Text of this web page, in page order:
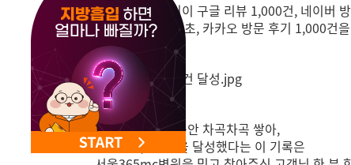
서울365mc병원이 구글 리뷰 1,000건, 네이버
지방흡입 병원 최초, 카카오 방문 후기 1,000건
짧지 않은 시간 동안 차곡차곡 쌓아,
드디어 1,000건을 달성했다는 이 기록은